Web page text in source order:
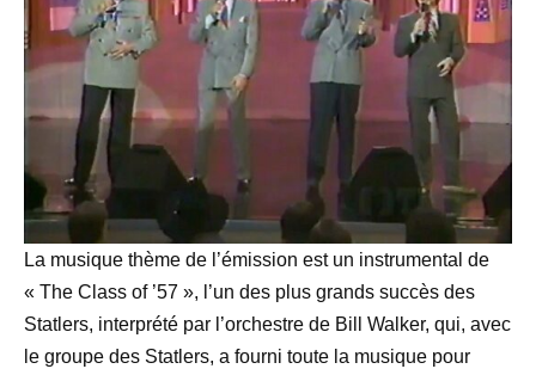
La musique thème de l’émission est un instrumental de
« The Class of ’57 », l’un des plus grands succès des
Statlers, interprété par l’orchestre de Bill Walker, qui, avec
le groupe des Statlers, a fourni toute la musique pour